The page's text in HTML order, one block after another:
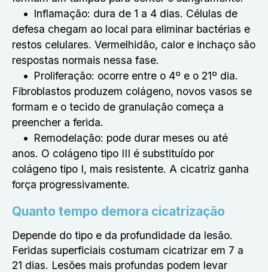
Inflamação: dura de 1 a 4 dias. Células de
defesa chegam ao local para eliminar bactérias e
restos celulares. Vermelhidão, calor e inchaço são
respostas normais nessa fase.
Proliferação: ocorre entre o 4º e o 21º dia.
Fibroblastos produzem colágeno, novos vasos se
formam e o tecido de granulação começa a
preencher a ferida.
Remodelação: pode durar meses ou até
anos. O colágeno tipo III é substituído por
colágeno tipo I, mais resistente. A cicatriz ganha
força progressivamente.
Quanto tempo demora cicatrização
Depende do tipo e da profundidade da lesão.
Feridas superficiais costumam cicatrizar em 7 a
21 dias. Lesões mais profundas podem levar